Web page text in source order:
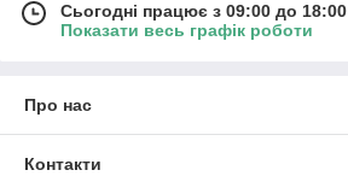
Сьогодні працює з 09:00 до 18:00
Показати весь графік роботи
Про нас
Контакти